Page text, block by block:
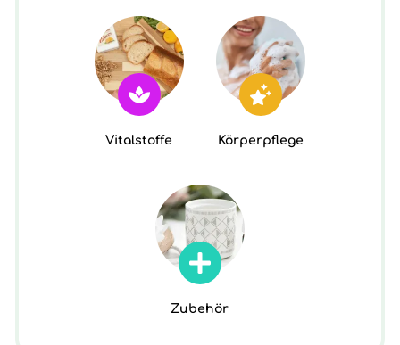
Vitalstoffe Körperpflege
Zubehör